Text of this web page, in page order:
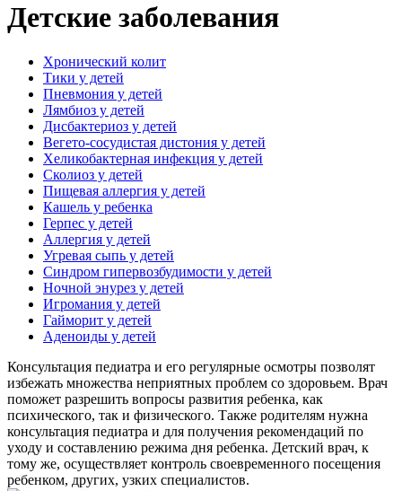
Детские заболевания
Хронический колит
Тики у детей
Пневмония у детей
Лямбиоз у детей
Дисбактериоз у детей
Вегето-сосудистая дистония у детей
Хеликобактерная инфекция у детей
Сколиоз у детей
Пищевая аллергия у детей
Кашель у ребенка
Герпес у детей
Аллергия у детей
Угревая сыпь у детей
Синдром гипервозбудимости у детей
Ночной энурез у детей
Игромания у детей
Гайморит у детей
Аденоиды у детей
Консультация педиатра и его регулярные осмотры позволят
избежать множества неприятных проблем со здоровьем. Врач
поможет разрешить вопросы развития ребенка, как
психического, так и физического. Также родителям нужна
консультация педиатра и для получения рекомендаций по
уходу и составлению режима дня ребенка. Детский врач, к
тому же, осуществляет контроль своевременного посещения
ребенком, других, узких специалистов.